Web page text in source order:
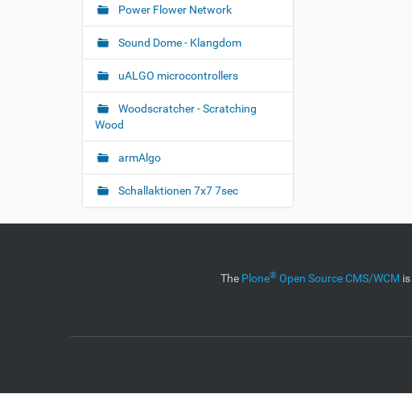
Power Flower Network
Sound Dome - Klangdom
uALGO microcontrollers
Woodscratcher - Scratching
Wood
armAlgo
Schallaktionen 7x7 7sec
The Plone® Open Source CMS/WCM is